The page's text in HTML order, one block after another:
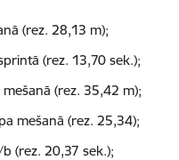
(rez. 28,13 m);
(rez. 13,70 sek.);
(rez. 35,42 m);
mešanā (rez. 25,34);
(rez. 20,37 sek.);